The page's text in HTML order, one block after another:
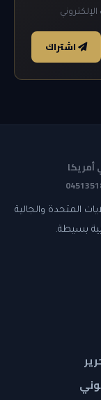
اشتراك
أمريكا
المتحدة والجالية
بسيطة.